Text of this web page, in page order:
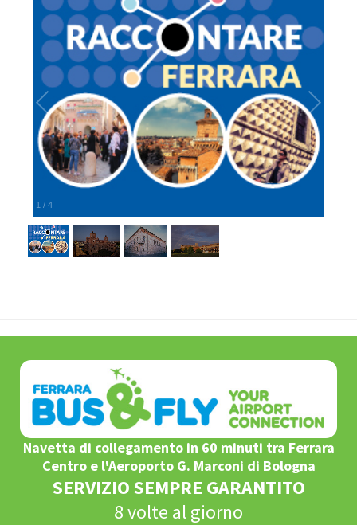
1 / 4
Navetta di collegamento in 60 minuti tra Ferrara
Centro e l'Aeroporto G. Marconi di Bologna
SERVIZIO SEMPRE GARANTITO
8 volte al giorno